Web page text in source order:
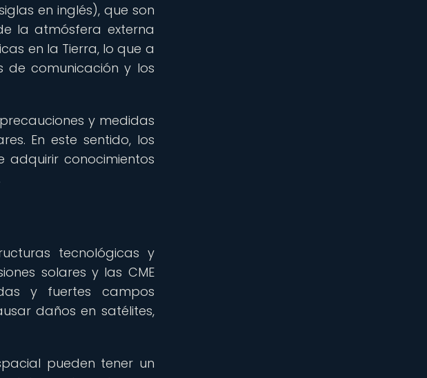
en inglés), que son
la atmósfera externa
en la Tierra, lo que a
de comunicación y los
y medidas
En este sentido, los
adquirir conocimientos
tecnológicas y
solares y las CME
y fuertes campos
daños en satélites,
pueden tener un